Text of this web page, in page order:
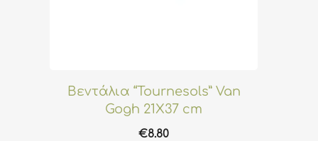
Βεντάλια “Tournesols” Van
Gogh 21X37 cm
€8.80